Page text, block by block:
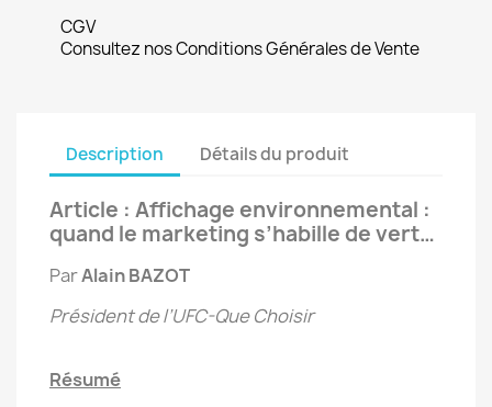
CGV
Consultez nos Conditions Générales de Vente
Description Détails du produit
Article : Affichage environnemental :
quand le marketing s’habille de vert…
ParAlain BAZOT
Président de l’UFC-Que Choisir
Résumé